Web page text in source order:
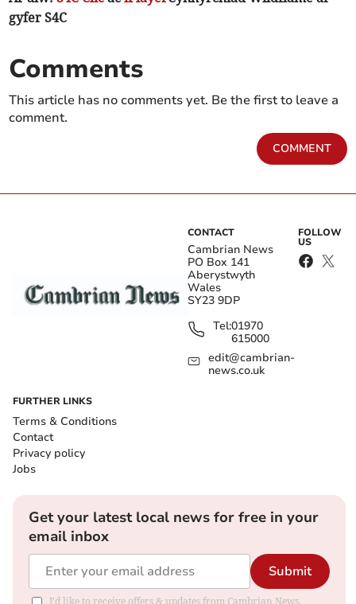
gyfer S4C
Comments
This article has no comments yet. Be the first to leave a
comment.
COMMENT
CONTACT
Cambrian News
PO Box 141
Aberystwyth
Wales
SY23 9DP
Tel:01970
615000
edit@cambrian-
news.co.uk
FOLLOW
US
FURTHER LINKS
Terms & Conditions
Contact
Privacy policy
Jobs
Get your latest local news for free in your
email inbox
Submit
I'd like to receive offers & updates from Cambrian News.